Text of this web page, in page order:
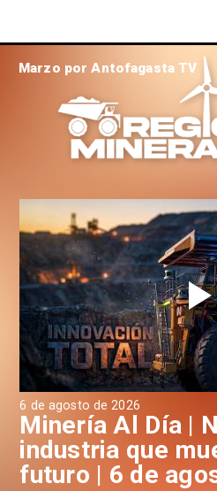
6 de agosto de 2026
Minería Al Día |
industria que
futuro | 6 de
Marzo por Antofagasta TV